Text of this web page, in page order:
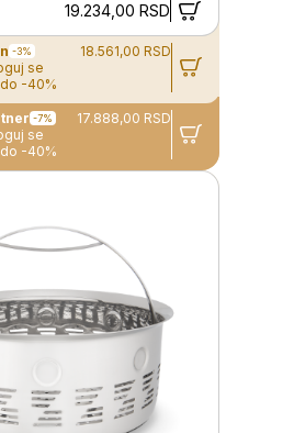
19.234,00 RSD
-3%
18.561,00 RSD
se
-40%
Partner -7%
17.888,00 RSD
se
-40%